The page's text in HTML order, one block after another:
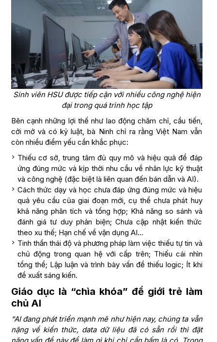
Sinh viên HSU được tiếp cận với nhiều công nghệ hiện
đại trong quá trình học tập
Bên cạnh những lợi thế như lao động chăm chỉ, cầu tiến,
cởi mở và có kỷ luật, bà Ninh chỉ ra rằng Việt Nam vẫn
còn nhiều điểm yếu cần khắc phục:
Thiếu cơ sở, trung tâm đủ quy mô và hiệu quả để đáp
ứng đúng mức và kịp thời nhu cầu về nhân lực kỹ thuật
và công nghệ (đặc biệt là liên quan đến bán dẫn và AI).
Cách thức dạy và học chưa đáp ứng đúng mức và hiệu
quả yêu cầu của giai đoạn mới, cụ thể chưa phát huy
khả năng phân tích và tổng hợp; Khả năng so sánh và
đánh giá tư duy phản biện; Chưa cập nhật kiến thức
theo xu thế; Hạn chế về vận dụng AI…
Tinh thần thái độ và phương pháp làm việc thiếu tự tin và
chủ động trong quan hệ với cấp trên; Thiếu cái nhìn
tổng thể; Lập luận và trình bày vấn đề thiếu logic; Ít khi
đề xuất sáng kiến.
Giáo dục là “chìa khóa” để giới trẻ làm
chủ AI
“AI đang phát triển mạnh mẽ như hiện nay, chúng ta vẫn
nặng về kiến thức, data dữ liệu đã có sẵn rồi thì đặt